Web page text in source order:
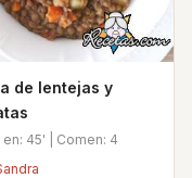
de lentejas y
en: 45' | Comen: 4